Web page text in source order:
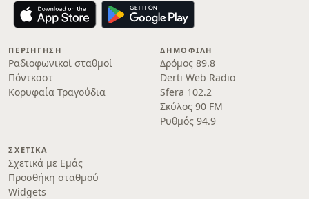
ΠΕΡΙΉΓΗΣΗ
Ραδιοφωνικοί σταθμοί
Πόντκαστ
Κορυφαία Τραγούδια
ΔΗΜΟΦΙΛΉ
Δρόμος 89.8
Derti Web Radio
Sfera 102.2
Σκύλος 90 FM
Ρυθμός 94.9
ΣΧΕΤΙΚΆ
Σχετικά με Εμάς
Προσθήκη σταθμού
Widgets